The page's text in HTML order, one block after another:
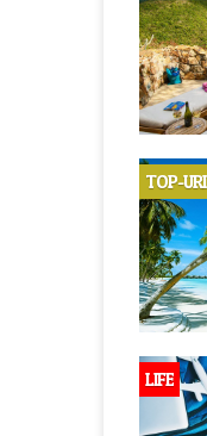
TOP-URI
LIFE